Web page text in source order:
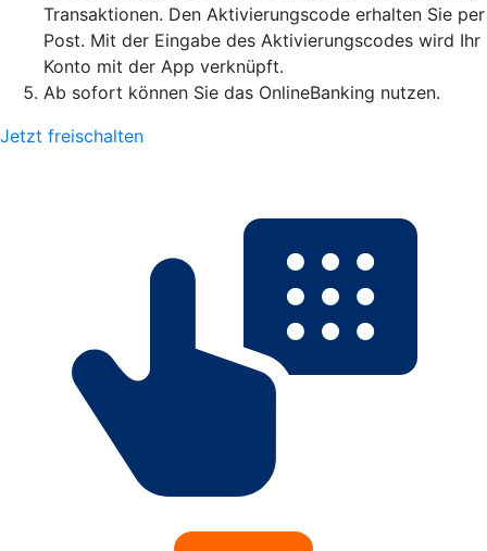
Transaktionen. Den Aktivierungscode erhalten Sie per
Post. Mit der Eingabe des Aktivierungscodes wird Ihr
Konto mit der App verknüpft.
Ab sofort können Sie das OnlineBanking nutzen.
Jetzt freischalten